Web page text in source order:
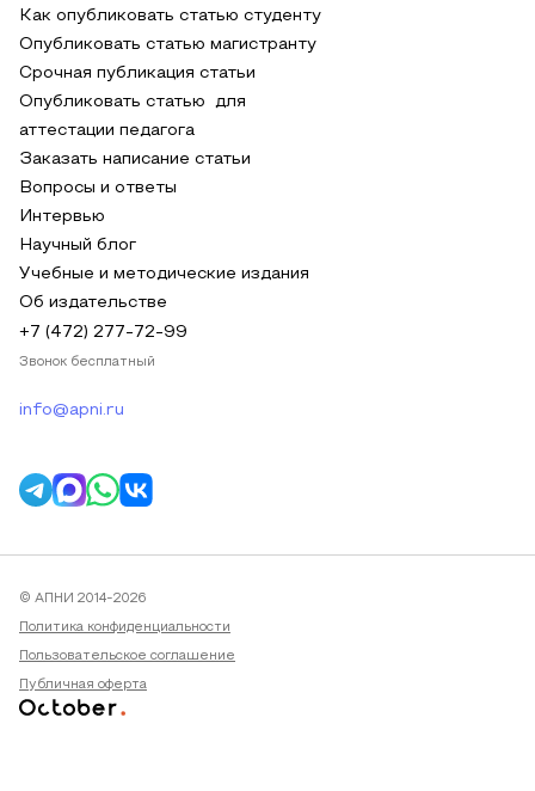
Как опубликовать статью студенту
Опубликовать статью магистранту
Срочная публикация статьи
Опубликовать статью для
аттестации педагога
Заказать написание статьи
Вопросы и ответы
Интервью
Научный блог
Учебные и методические издания
Об издательстве
+7 (472) 277-72-99
Звонок бесплатный
info@apni.ru
© АПНИ 2014-2026
Политика конфиденциальности
Пользовательское соглашение
Публичная оферта